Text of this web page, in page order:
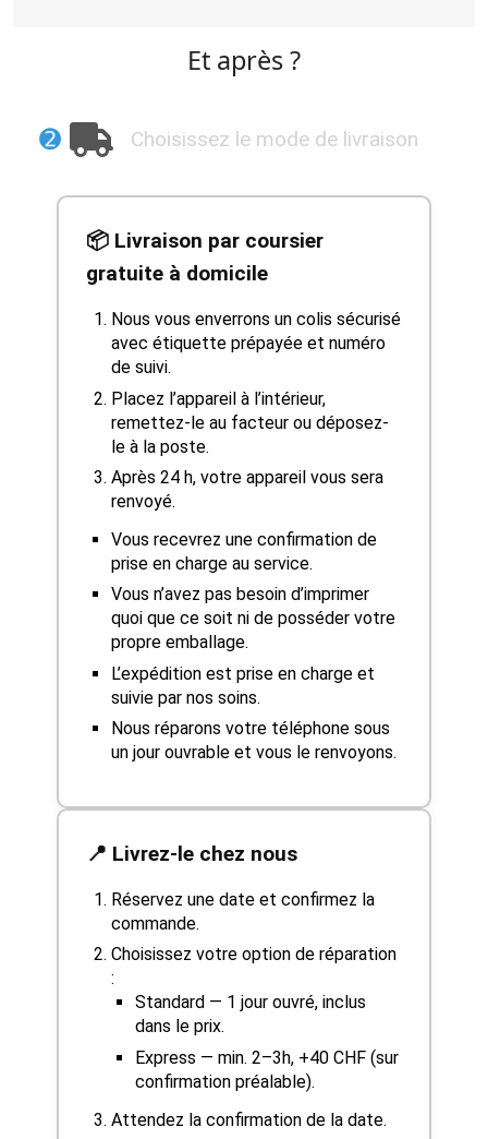
Et après ?
➋ Choisissez le mode de livraison
📦 Livraison par coursier
gratuite à domicile
Nous vous enverrons un colis sécurisé
avec étiquette prépayée et numéro
de suivi.
Placez l’appareil à l’intérieur,
remettez-le au facteur ou déposez-
le à la poste.
Après 24 h, votre appareil vous sera
renvoyé.
Vous recevrez une confirmation de
prise en charge au service.
Vous n’avez pas besoin d’imprimer
quoi que ce soit ni de posséder votre
propre emballage.
L’expédition est prise en charge et
suivie par nos soins.
Nous réparons votre téléphone sous
un jour ouvrable et vous le renvoyons.
📍 Livrez-le chez nous
Réservez une date et confirmez la
commande.
Choisissez votre option de réparation
:
Standard — 1 jour ouvré, inclus
dans le prix.
Express — min. 2–3h, +40 CHF (sur
confirmation préalable).
Attendez la confirmation de la date.